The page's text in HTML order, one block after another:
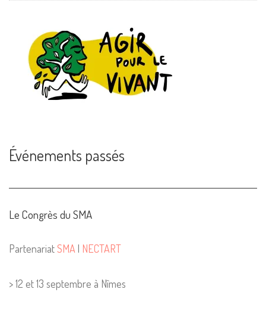
Événements passés
Le Congrès du SMA
PartenariatSMA | NECTART
> 12 et 13 septembre à Nîmes